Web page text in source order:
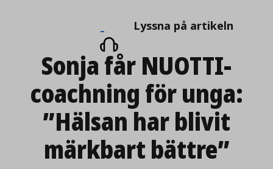
Lyssna
på
artikeln
Lyssna på artikeln
Sonja får NUOTTI-
coachning för unga:
”Hälsan har blivit
märkbart bättre”